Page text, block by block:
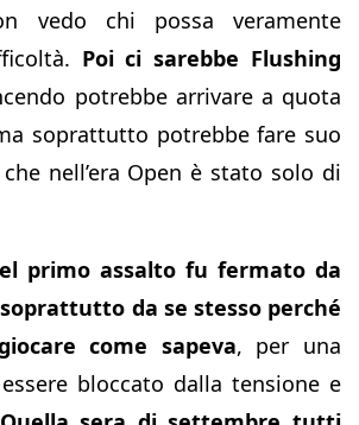
vedo chi possa veramente
Poi ci sarebbe Flushing
potrebbe arrivare a quota
soprattutto potrebbe fare suo
nell’era Open è stato solo di
primo assalto fu fermato da
da se stesso perché
come sapeva, per una
bloccato dalla tensione e